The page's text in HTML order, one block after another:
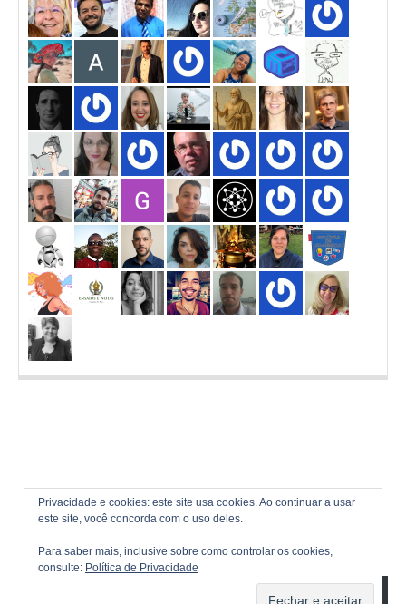
Privacidade e cookies: este site usa cookies. Ao continuar a usar
este site, você concorda com o uso deles.
Para saber mais, inclusive sobre como controlar os cookies,
consulte: Política de Privacidade
ASSINAR